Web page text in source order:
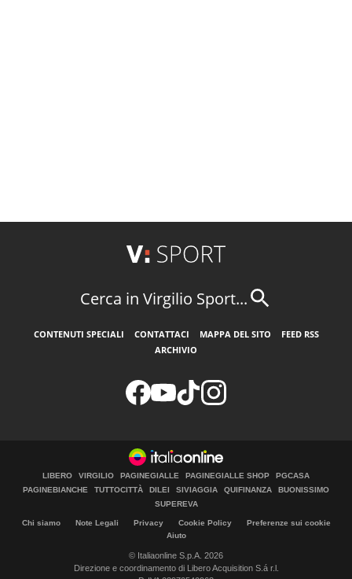
Cerca in Virgilio Sport...
CONTENUTI SPECIALI CONTATTACI MAPPA DEL SITO
FEED RSS
ARCHIVIO
LIBERO VIRGILIO PAGINEGIALLE PAGINEGIALLE SHOP
PGCASA
PAGINEBIANCHE
TUTTOCITTÀ DILEI SIVIAGGIA QUIFINANZA
BUONISSIMO
SUPEREVA
Chi siamo Note Legali Privacy Cookie Policy
Preferenze sui cookie
Aiuto
© Italiaonline S.p.A. 2026
Direzione e coordinamento di Libero Acquisition S.á r.l.